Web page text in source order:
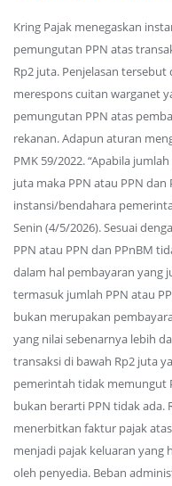
Kring Pajak menegaskan
pemungutan PPN atas
Rp2 juta. Penjelasan
merespons cuitan warganet
pemungutan PPN atas
rekanan. Adapun aturan
PMK 59/2022. “Apabila
juta maka PPN atau PPN
instansi/bendahara
Senin (4/5/2026). Sesuai
PPN atau PPN dan PPnBM
dalam hal pembayaran yang
termasuk jumlah PPN atau
bukan merupakan
yang nilai sebenarnya lebih
transaksi di bawah Rp2 juta
pemerintah tidak memungut
bukan berarti PPN tidak ada.
menerbitkan faktur pajak
menjadi pajak keluaran yang
oleh penyedia. Beban